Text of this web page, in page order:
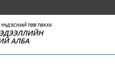
ТӨВ ТӨХХК
АЛБА